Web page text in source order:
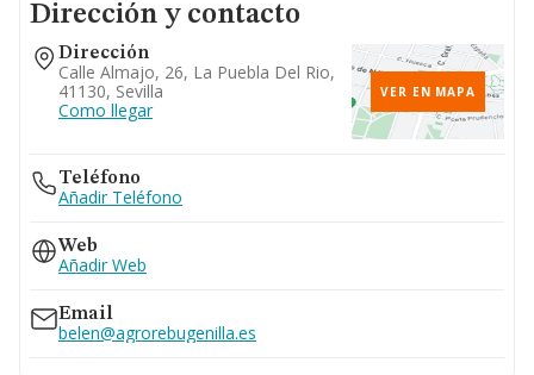
Dirección y contacto
Dirección
Calle Almajo, 26, La Puebla Del Rio,
41130, Sevilla
Como llegar
VER EN MAPA
Teléfono
Añadir Teléfono
Web
Añadir Web
Email
belen@agrorebugenilla.es